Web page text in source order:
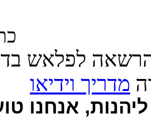
לפלאש
מדריך וידיאו
אנחנו